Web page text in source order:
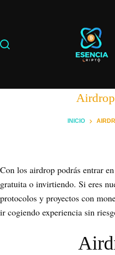
Airdrop
INICIO
Con los airdrop podrás entrar
gratuita o invirtiendo. Si eres
protocolos y proyectos con
ir cogiendo experiencia sin